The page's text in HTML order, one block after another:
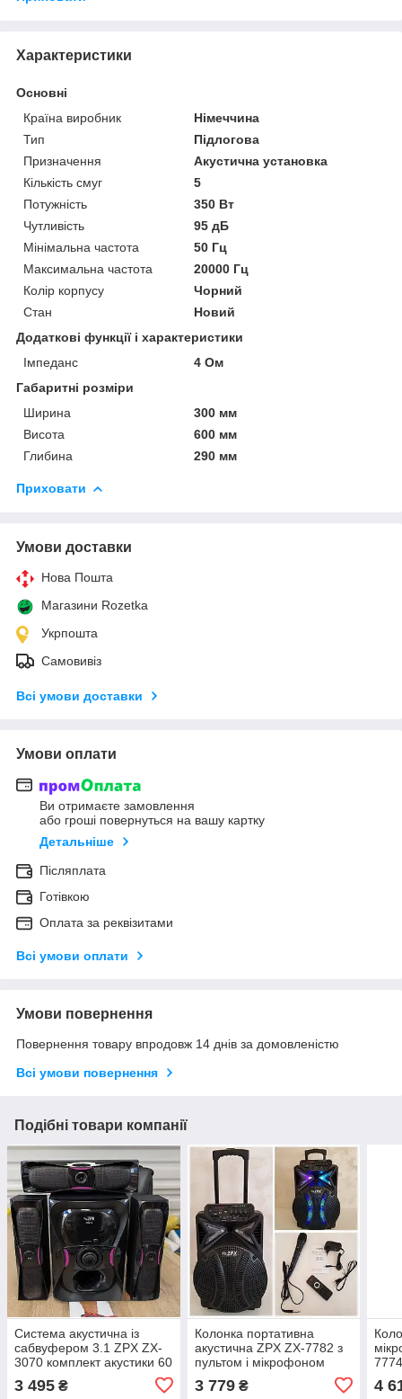
Характеристики
Основні
Країна виробник
Німеччина
Тип
Підлогова
Призначення
Акустична установка
Кількість смуг
5
Потужність
350 Вт
Чутливість
95 дБ
Мінімальна частота
50 Гц
Максимальна частота
20000 Гц
Колір корпусу
Чорний
Стан
Новий
Додаткові функції і характеристики
Імпеданс
4 Ом
Габаритні розміри
Ширина
300 мм
Висота
600 мм
Глибина
290 мм
Приховати
Умови доставки
Нова Пошта
Магазини Rozetka
Укрпошта
Самовивіз
Всі умови доставки
Умови оплати
Ви отримаєте замовлення
або гроші повернуться на вашу картку
Детальніше
Післяплата
Готівкою
Оплата за реквізитами
Всі умови оплати
Умови повернення
Повернення товару впродовж 14 днів за домовленістю
Всі умови повернення
Подібні товари компанії
Система акустична із
сабвуфером 3.1 ZPX ZX-
3070 комплект акустики 60
Вт Bluetooth FM-радіо USB
SD-card
3 495 ₴
Колонка портативна
акустична ZPX ZX-7782 з
пультом і мікрофоном
3 779₴ 4